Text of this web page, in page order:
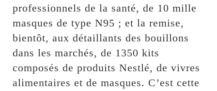
professionnels de la santé, de 10 mille
masques de type N95 ; et la remise,
bientôt, aux détaillants des bouillons
dans les marchés, de 1350 kits
composés de produits Nestlé, de vivres
alimentaires et de masques. C’est cette